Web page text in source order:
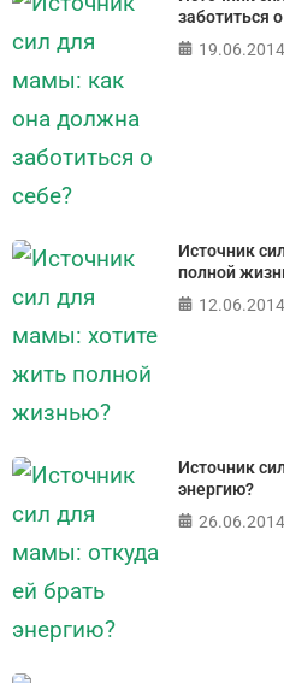
заботиться
19.06.2014
Источник
полной
12.06.2014
Источник
энергию?
26.06.2014